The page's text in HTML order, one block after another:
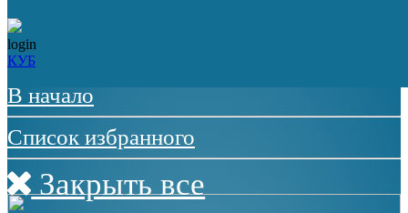
login
КУБ
Меню
В начало
Список избранного
Закрыть все